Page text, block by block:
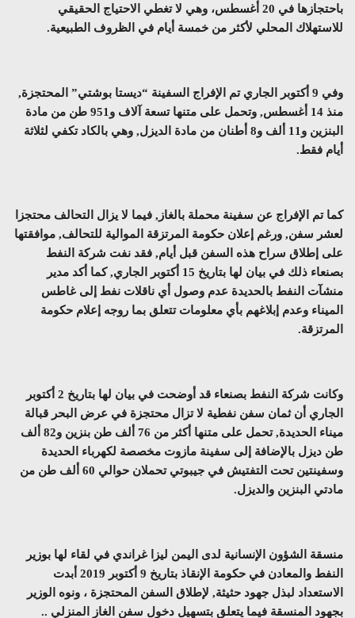
باحتجازها في 20 أغسطس، وهي لا تغطي الاحتياج الحقيقي
للاستهلاك المحلي لأكثر من خمسة أيام في الظروف الطبيعية.
وفي 9 أكتوبر الجاري تم الإفراج السفينة “ديستا بوشتي” المحتجزة,
منذ 14 أغسطس, وتحمل على متنها تسعة آلاف و951 طن من مادة
البنزين و11 ألف و8 أطنان من مادة الديزل, وهي بالكاد تكفي لثلاثة
أيام فقط.
كما تم الإفراج عن سفينة محملة بالغاز, فيما لا يزال التحالف محتجزا
لعشر سفن, ورغم إعلان حكومة المرتزقة الموالية للتحالف, موافقتها
على إطلاق سراح هذه السفن قبل أيام, فقد نفت شركة النفط
بصنعاء ذلك في بيان لها بتاريخ 15 أكتوبر الجاري, كما أكد مدير
منشآت النفط بالحديدة عدم وصول أي ناقلات نفط إلى غاطس
الميناء وعدم إبلاغهم بأي معلومات تتعلق بما روجه إعلام حكومة
المرتزقة.
وكانت شركة النفط بصنعاء قد أوضحت في بيان لها بتاريخ 2 أكتوبر
الجاري أن ثمان سفن نفطية لا تزال محتجزة في عرض البحر قبالة
ميناء الحديدة, تحمل على متنها أكثر من 76 ألف طن بنزين و82 ألف
طن ديزل بالإضافة إلى سفينة مازوت مخصصة لكهرباء الحديدة
وسفينتين تحت التفتيش في جيبوتي تحملان حوالي 60 ألف طن من
مادتي البنزين والديزل.
منسقة الشؤون الإنسانية لدى اليمن ليزا غراندي في لقاء لها بوزير
النفط والمعادن في حكومة الإنقاذ بتاريخ 9 أكتوبر 2019 أبدت
الاستعداد لبذل جهود حثيثة, لإطلاق السفن المحتجزة ، ونوه الوزير
بجهود المنسقة فيما يتعلق بتسهيل دخول سفن الغاز المنزلي ..